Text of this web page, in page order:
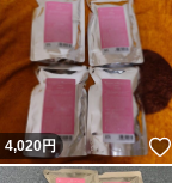
4,020円